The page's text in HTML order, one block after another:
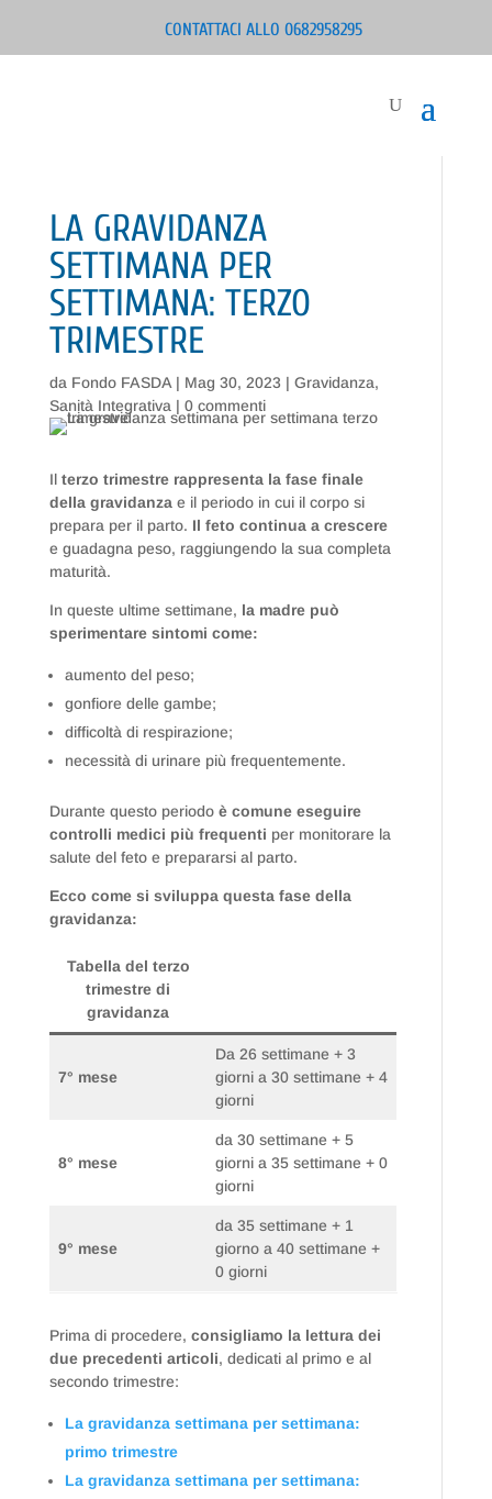
CONTATTACI ALLO 0682958295
LA GRAVIDANZA
SETTIMANA PER
SETTIMANA: TERZO
TRIMESTRE
da Fondo FASDA| Mag 30, 2023 | Gravidanza,
Sanità Integrativa | 0 commenti
Il terzo trimestre rappresenta la fase finale
della gravidanza e il periodo in cui il corpo si
prepara per il parto. Il feto continua a crescere
e guadagna peso, raggiungendo la sua completa
maturità.
In queste ultime settimane, la madre può
sperimentare sintomi come:
aumento del peso;
gonfiore delle gambe;
difficoltà di respirazione;
necessità di urinare più frequentemente.
Durante questo periodo è comune eseguire
controlli medici più frequenti per monitorare la
salute del feto e prepararsi al parto.
Ecco come si sviluppa questa fase della
gravidanza:
Tabella del terzo
trimestre di
gravidanza
7° mese
Da 26 settimane + 3
giorni a 30 settimane + 4
giorni
8° mese
da 30 settimane + 5
giorni a 35 settimane + 0
giorni
9° mese
da 35 settimane + 1
giorno a 40 settimane +
0 giorni
Prima di procedere, consigliamo la lettura dei
due precedenti articoli, dedicati al primo e al
secondo trimestre:
La gravidanza settimana per settimana:
primo trimestre
La gravidanza settimana per settimana: